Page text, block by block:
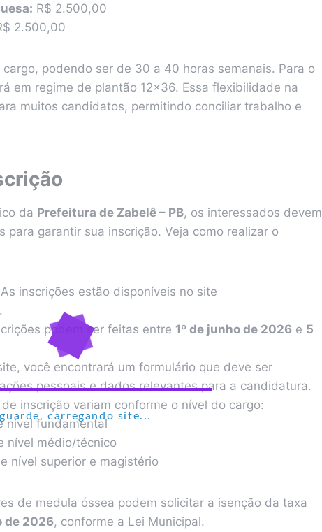
carregando site...
R$ 2.500,00
2.500,00
podendo ser de 30 a 40 horas semanais. Para o
em regime de plantão 12×36. Essa flexibilidade na
muitos candidatos, permitindo conciliar trabalho e
da Prefeitura de Zabelê – PB, os interessados devem
para garantir sua inscrição. Veja como realizar o
As inscrições estão disponíveis no site
.
podem ser feitas entre 1º de junho de 2026 e 5
você encontrará um formulário que deve ser
pessoais e dados relevantes para a candidatura.
inscrição variam conforme o nível do cargo:
nível fundamental
nível médio/técnico
nível superior e magistério
de medula óssea podem solicitar a isenção da taxa
de 2026, conforme a Lei Municipal.